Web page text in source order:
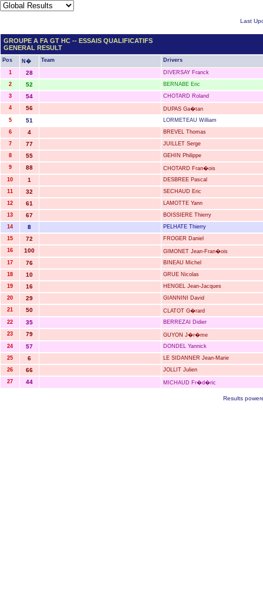
Last
GROUPE A FA GT HC -- ESSAIS QUALIFICATIFS
GENERAL RESULT
Pos N� Team Drivers
1 28
DIVERSAY Franck
2
52
BERNABE Eric
3
54
CHOTARD Roland
4
56
DUPAS Ga�tan
5
51
LORMETEAU William
6
4
BREVEL Thomas
7
77
JUILLET Serge
8
55
GEHIN Philippe
9
88
CHOTARD Fran�ois
10
1
DESBREE Pascal
11
32
SECHAUD Eric
12
61
LAMOTTE Yann
13
67
BOISSIERE Thierry
14
8
PELHATE Thierry
15
72
FROGER Daniel
16
100
GIMONET Jean-Fran�ois
17
76
BINEAU Michel
18
10
GRUE Nicolas
19
16
HENGEL Jean-Jacques
20
29
GIANNINI David
21
50
CLATOT G�rard
22
35
BERREZAI Didier
23
79
GUYON J�r�me
24
57
DONDEL Yannick
25
6
LE SIDANNER Jean-Marie
26
66
JOLLIT Julien
27
44 MICHAUD Fr�d�ric
Results